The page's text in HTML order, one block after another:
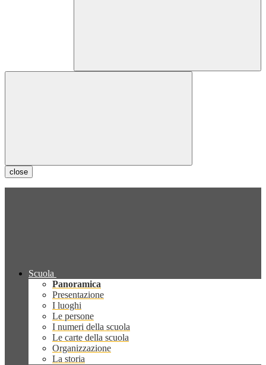
close
Scuola
Panoramica
Presentazione
I luoghi
Le persone
I numeri della scuola
Le carte della scuola
Organizzazione
La storia